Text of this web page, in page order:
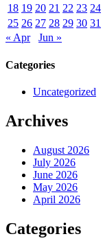
18 19 20 21 22 23 24
25 26 27 28 29 30 31
« Apr
Jun »
Categories
Uncategorized
Archives
August 2026
July 2026
June 2026
May 2026
April 2026
Categories